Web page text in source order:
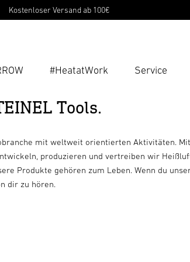
Kostenloser Versand ab 100€
#HeatatWork Service
Tools.
mit weltweit orientierten Aktivitäten.
produzieren und vertreiben wir
Produkte gehören zum Leben. Wenn du
dir zu hören.